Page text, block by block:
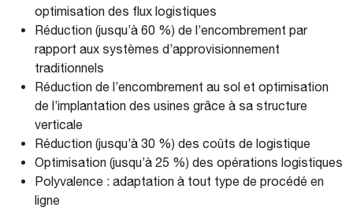
optimisation des flux logistiques
Réduction (jusqu’à 60 %) de l’encombrement par
rapport aux systèmes d’approvisionnement
traditionnels
Réduction de l’encombrement au sol et optimisation
de l’implantation des usines grâce à sa structure
verticale
Réduction (jusqu’à 30 %) des coûts de logistique
Optimisation (jusqu’à 25 %) des opérations logistiques
Polyvalence : adaptation à tout type de procédé en
ligne